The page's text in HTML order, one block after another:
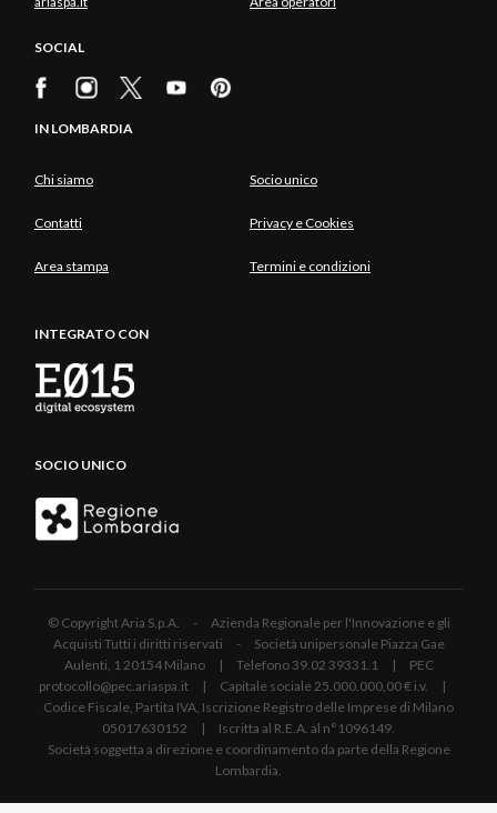
SOCIAL
IN LOMBARDIA
Chi siamo Socio unico
Contatti Privacy e Cookies
Area stampa Termini e condizioni
INTEGRATO CON
SOCIO UNICO
© Copyright Aria S.p.A. - Azienda Regionale per l'Innovazione e gli
Acquisti Tutti i diritti riservati - Società unipersonale Piazza Gae
Aulenti, 1 20154 Milano | Telefono 39.02 39331.1 | PEC
protocollo@pec.ariaspa.it | Capitale sociale 25.000.000,00 € i.v. |
Codice Fiscale, Partita IVA, Iscrizione Registro delle Imprese di Milano
05017630152 | Iscritta al R.E.A. al n°1096149.
Società soggetta a direzione e coordinamento da parte della Regione
Lombardia.